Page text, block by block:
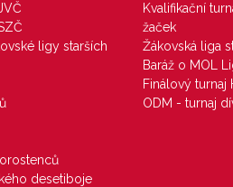
ligy starších
desetiboje
Kvalifikační
žaček
Žákovská liga
Baráž o MOL
Finálový turnaj
ODM - turnaj